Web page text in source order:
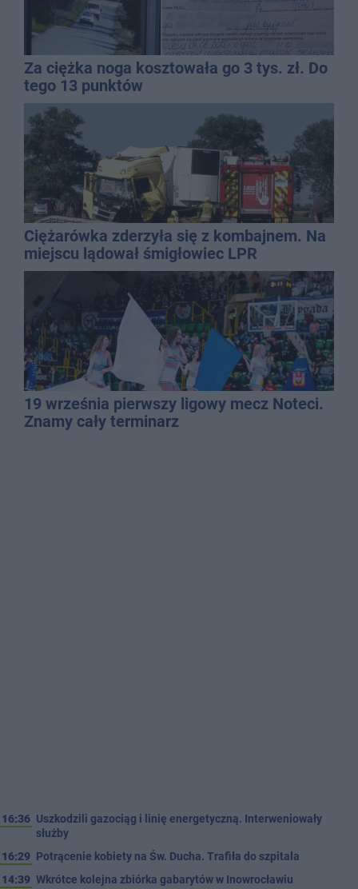
Za ciężka noga kosztowała go 3 tys. zł. Do
tego 13 punktów
Ciężarówka zderzyła się z kombajnem. Na
miejscu lądował śmigłowiec LPR
19 września pierwszy ligowy mecz Noteci.
Znamy cały terminarz
16:36 Uszkodzili gazociąg i linię energetyczną. Interweniowały
służby
16:29 Potrącenie kobiety na Św. Ducha. Trafiła do szpitala
14:39 Wkrótce kolejna zbiórka gabarytów w Inowrocławiu